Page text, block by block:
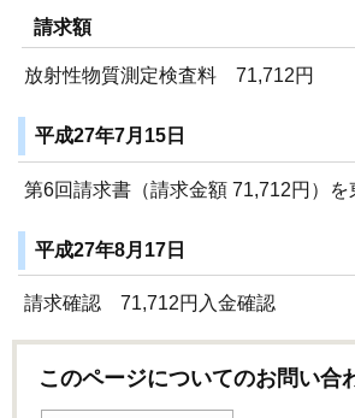
請求額
放射性物質測定検査料 71,712円
平成27年7月15日
第6回請求書（請求金額 71,712円）
平成27年8月17日
請求確認 71,712円入金確認
このページについてのお問い合